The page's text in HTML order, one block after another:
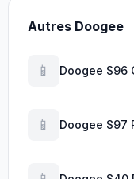
Autres Doogee
📱 Doogee S96
📱 Doogee S97